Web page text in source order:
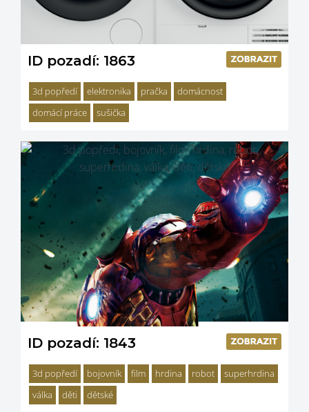
ID pozadí: 1863
3d popředí elektronika pračka
domácnost
domácí práce
sušička
ID pozadí: 1843
3d popředí bojovník film hrdina robot
superhrdina
válka
děti dětské